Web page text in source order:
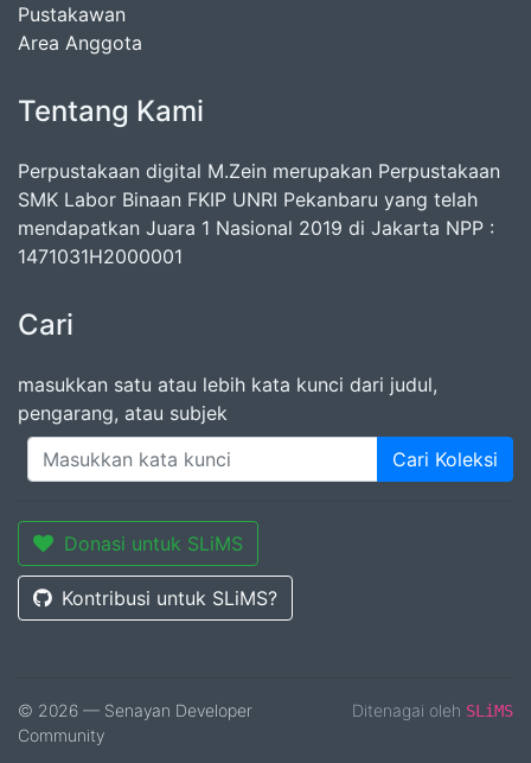
Pustakawan
Area Anggota
Tentang Kami
Perpustakaan digital M.Zein merupakan Perpustakaan
SMK Labor Binaan FKIP UNRI Pekanbaru yang telah
mendapatkan Juara 1 Nasional 2019 di Jakarta NPP :
1471031H2000001
Cari
masukkan satu atau lebih kata kunci dari judul,
pengarang, atau subjek
Cari Koleksi
Donasi untuk SLiMS
Kontribusi untuk SLiMS?
© 2026 — Senayan Developer
Community
Ditenagai oleh SLiMS